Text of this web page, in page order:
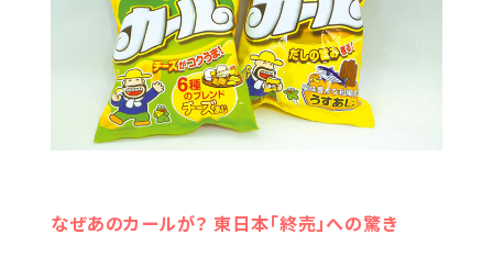
なぜあのカールが？ 東日本「終売」への驚き